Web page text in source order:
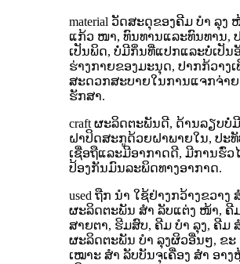
material ວັດສະດຸຂອງຄີມ ບຳ ລຸງ
ແກ້ວ ໜາ, ທົນທານແລະທົນທານ,
ເປັນພິດ, ບໍ່ມີກິ່ນທີ່ແປກແລະບໍ່ເປັນ
ຮ່າງກາຍຂອງມະນຸດ, ປາກກ້ວາງ
ສະດວກສະບາຍໃນການແຈກຈ່າຍ
ຮັກສາ.
craft ຜະລິດຕະພັນດີ, ດ້ານລຽບບໍ່
ຝາປິດສະກູດ້ວຍຝາພາຍໃນ, ປະ
ເຊື່ອຖືແລະມີອາກາດດີ, ມີການຮົ່ວ
ປ້ອງກັນມົນລະພິດທາງອາກາດ.
used ຖືກ ນຳ ໃຊ້ຢ່າງກວ້າງຂວາງ
ຜະລິດຕະພັນ ສຳ ລັບແຕ່ງ ໜ້າ, ຄີ
ສາຍຕາ, ຮີມສົບ, ຄີມ ບຳ ລຸງ, ຄີມ
ຜະລິດຕະພັນ ບຳ ລຸງຜິວອື່ນໆ, ຂ
ເໝາະ ສຳ ລັບບັນຈຸເຄື່ອງ ສຳ ອາ